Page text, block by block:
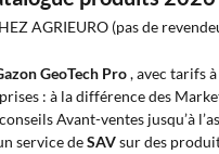
AGRIEURO (pas de
GeoTech Pro, avec tarifs
: à la différence des
Avant-ventes jusqu’à
service deSAVsur des